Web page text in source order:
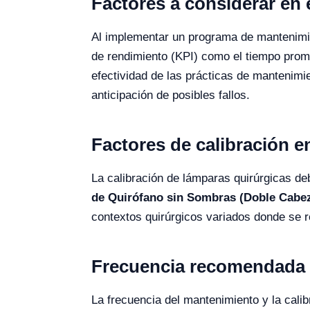
Al implementar un programa de
de rendimiento (KPI) como el tiempo
efectividad de las prácticas de
anticipación de posibles fallos.
Factores de calibración
La calibración de lámparas quirúrgicas
de Quirófano sin Sombras (Doble
contextos quirúrgicos variados donde se
Frecuencia
La frecuencia del mantenimiento y la